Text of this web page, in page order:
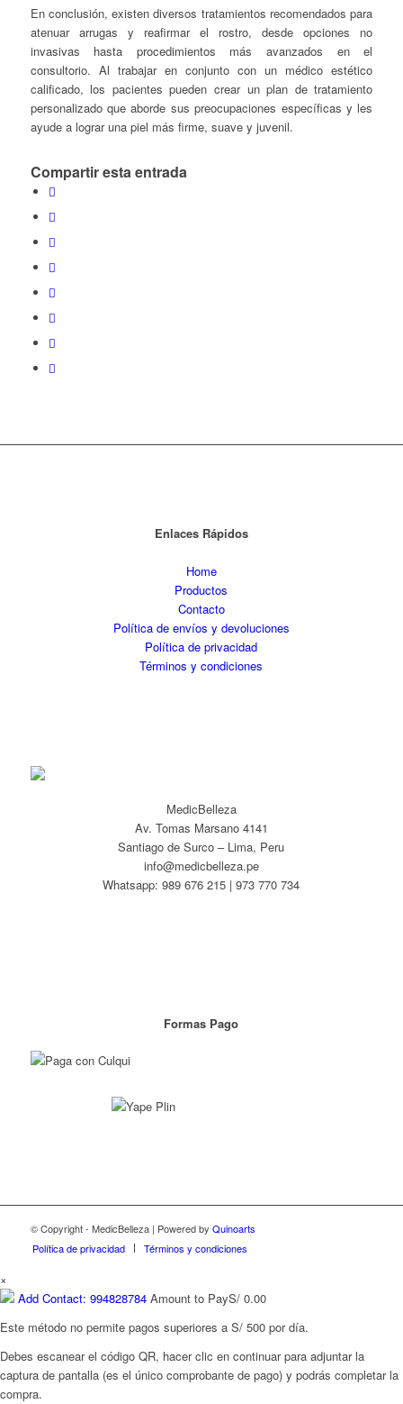
En conclusión, existen diversos tratamientos recomendados para
atenuar arrugas y reafirmar el rostro, desde opciones no
invasivas hasta procedimientos más avanzados en el
consultorio. Al trabajar en conjunto con un médico estético
calificado, los pacientes pueden crear un plan de tratamiento
personalizado que aborde sus preocupaciones específicas y les
ayude a lograr una piel más firme, suave y juvenil.
Compartir esta entrada
Enlaces Rápidos
Home
Productos
Contacto
Política de envíos y devoluciones
Política de privacidad
Términos y condiciones
MedicBelleza
Av. Tomas Marsano 4141
Santiago de Surco – Lima, Peru
info@medicbelleza.pe
Whatsapp: 989 676 215 | 973 770 734
Formas Pago
© Copyright - MedicBelleza | Powered by Quinoarts
Política de privacidad
Términos y condiciones
×
Add Contact: 994828784 Amount to PayS/ 0.00
Este método no permite pagos superiores a S/ 500 por día.
Debes escanear el código QR, hacer clic en continuar para adjuntar la
captura de pantalla (es el único comprobante de pago) y podrás completar la
compra.